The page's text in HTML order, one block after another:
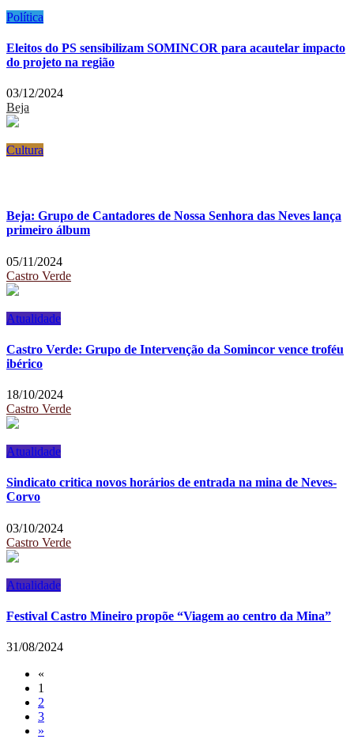
Política
Eleitos do PS sensibilizam SOMINCOR para acautelar impacto
do projeto na região
03/12/2024
Beja
Cultura
Beja: Grupo de Cantadores de Nossa Senhora das Neves lança
primeiro álbum
05/11/2024
Castro Verde
Atualidade
Castro Verde: Grupo de Intervenção da Somincor vence troféu
ibérico
18/10/2024
Castro Verde
Atualidade
Sindicato critica novos horários de entrada na mina de Neves-
Corvo
03/10/2024
Castro Verde
Atualidade
Festival Castro Mineiro propõe “Viagem ao centro da Mina”
31/08/2024
«
1
2
3
»